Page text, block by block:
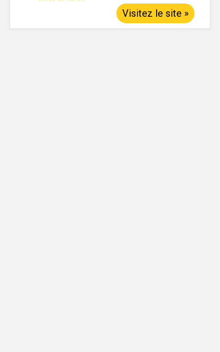
Visitez le site »